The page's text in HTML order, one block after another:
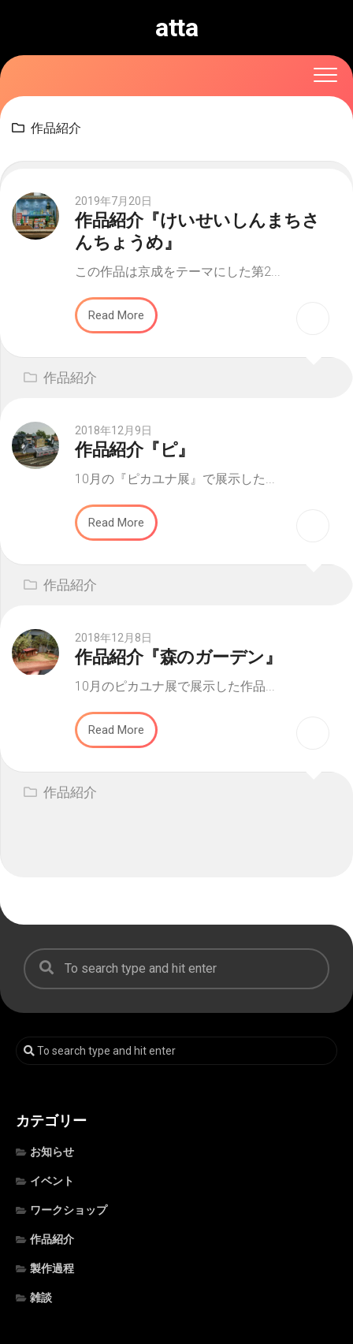
atta
作品紹介
2019年7月20日
作品紹介『けいせいしんまちさ
んちょうめ』
この作品は京成をテーマにした第2...
Read More
作品紹介
2018年12月9日
作品紹介『ピ』
10月の『ピカユナ展』で展示した...
Read More
作品紹介
2018年12月8日
作品紹介『森のガーデン』
10月のピカユナ展で展示した作品...
Read More
作品紹介
カテゴリー
お知らせ
イベント
ワークショップ
作品紹介
製作過程
雑談